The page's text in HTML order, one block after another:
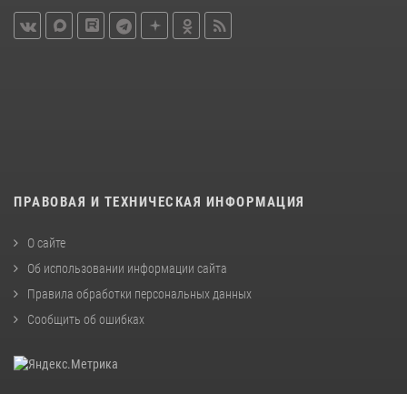
ПРАВОВАЯ И ТЕХНИЧЕСКАЯ ИНФОРМАЦИЯ
О сайте
Об использовании информации сайта
Правила обработки персональных данных
Сообщить об ошибках